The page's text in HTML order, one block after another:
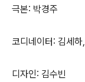
극본: 박경주
코디네이터: 김세하,
디자인: 김수빈